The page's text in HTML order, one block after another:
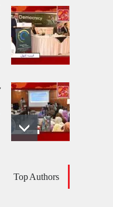
Top Authors